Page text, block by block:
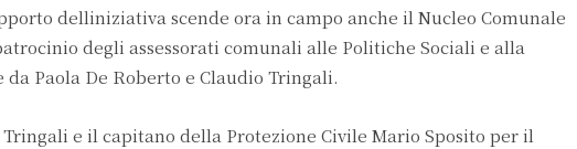
delliniziativa scende ora in campo anche il Nucleo Comunale
degli assessorati comunali alle Politiche Sociali e alla
Paola De Roberto e Claudio Tringali.
e il capitano della Protezione Civile Mario Sposito per il